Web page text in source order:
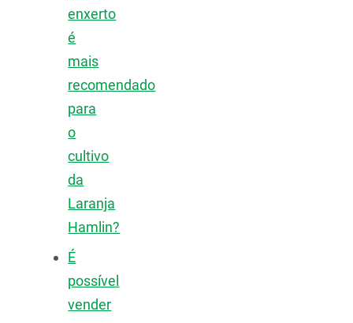
enxerto
é
mais
recomendado
para
o
cultivo
da
Laranja
Hamlin?
É
possível
vender